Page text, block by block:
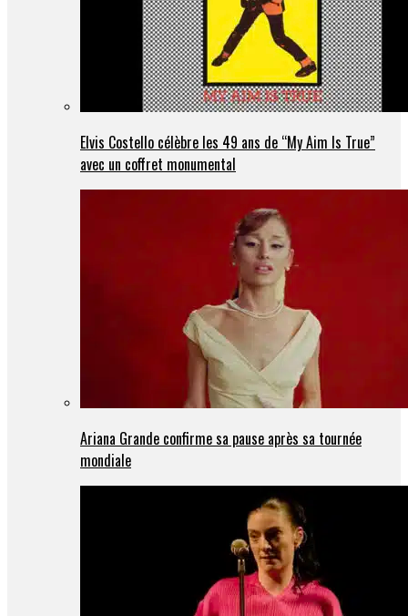
Elvis Costello célèbre les 49 ans de “My Aim Is True”
avec un coffret monumental
Ariana Grande confirme sa pause après sa tournée
mondiale